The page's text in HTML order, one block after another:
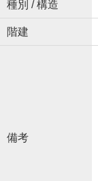
種別 / 構造
階建
備考